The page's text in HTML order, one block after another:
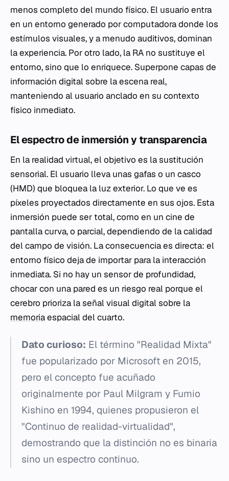
menos completo del mundo físico. El usuario entra
en un entorno generado por computadora donde los
estímulos visuales, y a menudo auditivos, dominan
la experiencia. Por otro lado, la RA no sustituye el
entorno, sino que lo enriquece. Superpone capas de
información digital sobre la escena real,
manteniendo al usuario anclado en su contexto
físico inmediato.
El espectro de inmersión y transparencia
En la realidad virtual, el objetivo es la sustitución
sensorial. El usuario lleva unas gafas o un casco
(HMD) que bloquea la luz exterior. Lo que ve es
píxeles proyectados directamente en sus ojos. Esta
inmersión puede ser total, como en un cine de
pantalla curva, o parcial, dependiendo de la calidad
del campo de visión. La consecuencia es directa: el
entorno físico deja de importar para la interacción
inmediata. Si no hay un sensor de profundidad,
chocar con una pared es un riesgo real porque el
cerebro prioriza la señal visual digital sobre la
memoriaespacial del cuarto.
Dato curioso: El término "Realidad Mixta"
fue popularizado por Microsoft en 2015,
pero el concepto fue acuñado
originalmente por Paul Milgram y Fumio
Kishino en 1994, quienes propusieron el
"Continuo de realidad-virtualidad",
demostrando que la distinción no es binaria
sino un espectro continuo.